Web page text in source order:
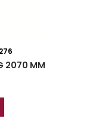
2070 MM